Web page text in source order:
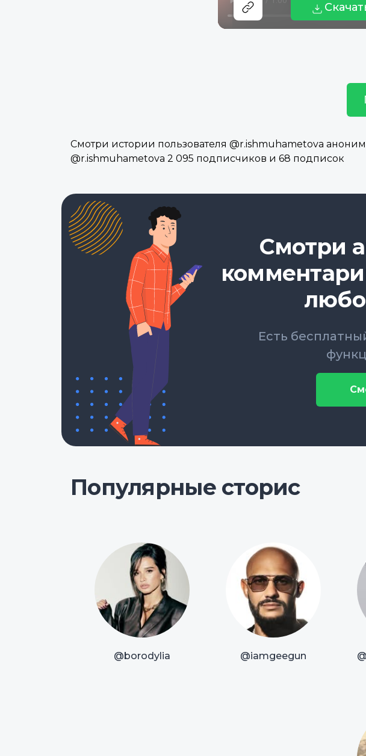
Смотри истории пользователя @r.ishmuhametova
@r.ishmuhametova 2 095 подписчиков и 68 подписок
Смотри
Есть
Популярные сторис
@borodylia @iamgeegun